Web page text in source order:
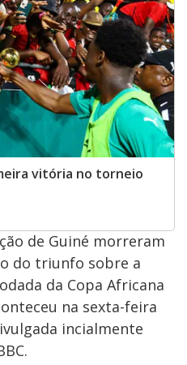
vitória no torneio
de Guiné morreram
do triunfo sobre a
da Copa Africana
na sexta-feira
incialmente